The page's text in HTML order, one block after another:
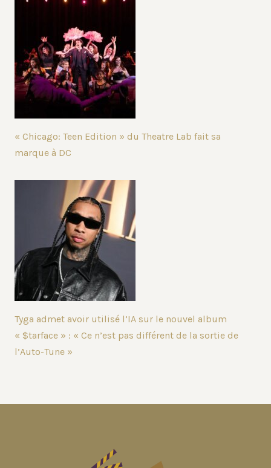
« Chicago: Teen Edition » du Theatre Lab fait sa
marque à DC
Tyga admet avoir utilisé l’IA sur le nouvel album
« $tarface » : « Ce n’est pas différent de la sortie de
l’Auto-Tune »